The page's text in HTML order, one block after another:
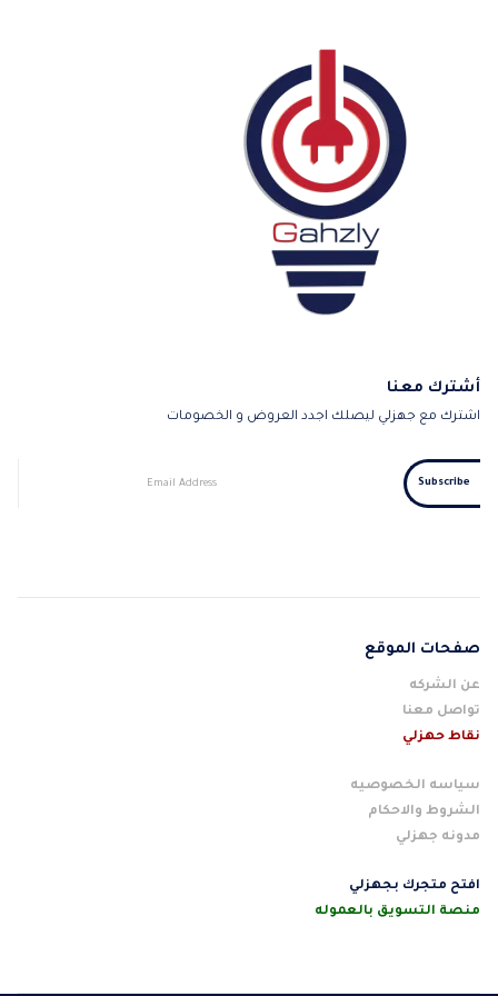
أشترك معنا
اشترك مع جهزلي ليصلك اجدد العروض و الخصومات
صفحات الموقع
عن الشركه
تواصل معنا
نقاط حهزلي
سياسه الخصوصيه
الشروط والاحكام
مدونه جهزلي
افتح متجرك بجهزلي
منصة التسويق بالعموله